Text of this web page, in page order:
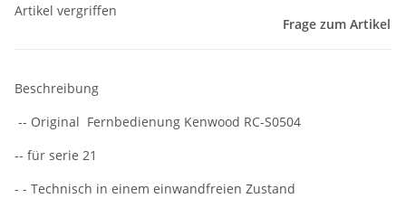
Artikel vergriffen
Frage zum Artikel
Beschreibung
-- Original Fernbedienung Kenwood RC-S0504
-- für serie 21
- - Technisch in einem einwandfreien Zustand